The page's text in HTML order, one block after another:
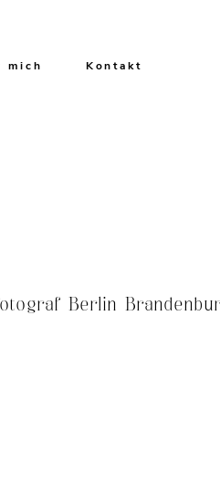
mich Kontakt
Berlin